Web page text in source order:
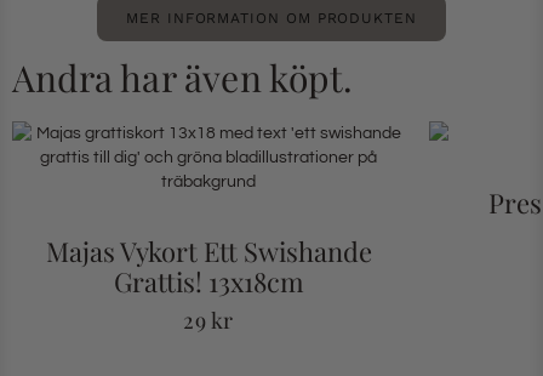
MER INFORMATION OM PRODUKTEN
Andra har även köpt.
Majas Vykort Ett Swishande
Grattis! 13x18cm
29kr